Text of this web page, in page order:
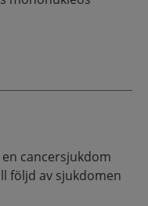
cancersjukdom
följd av sjukdomen